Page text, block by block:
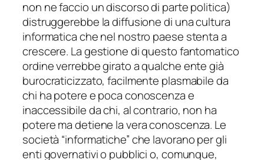
non ne faccio un discorso di parte politica)
distruggerebbe la diffusione di una cultura
informatica che nel nostro paese stenta a
crescere. La gestione di questo fantomatico
ordine verrebbe girato a qualche ente già
burocraticizzato, facilmente plasmabile da
chi ha potere e poca conoscenza e
inaccessibile da chi, al contrario, non ha
potere ma detiene la vera conoscenza. Le
società “informatiche” che lavorano per gli
enti governativi o pubblici o, comunque,